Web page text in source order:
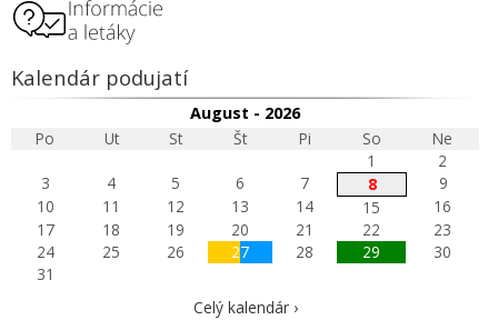
Kalendár podujatí
August - 2026
Po
Ut St Št Pi So
Ne
1
2
3
4 5 6 7 8
9
10
11 12 13 14 15
16
17
18 19 20 21 22
23
24
25 26 27 28 29
30
31
Celý kalendár ›